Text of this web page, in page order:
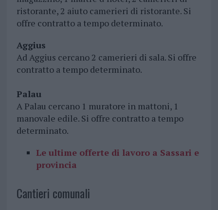
ristorante, 2 aiuto camerieri di ristorante. Si
offre contratto a tempo determinato.
Aggius
Ad Aggius cercano 2 camerieri di sala. Si offre
contratto a tempo determinato.
Palau
A Palau cercano 1 muratore in mattoni, 1
manovale edile. Si offre contratto a tempo
determinato.
Le ultime offerte di lavoro a Sassari e
provincia
Cantieri comunali